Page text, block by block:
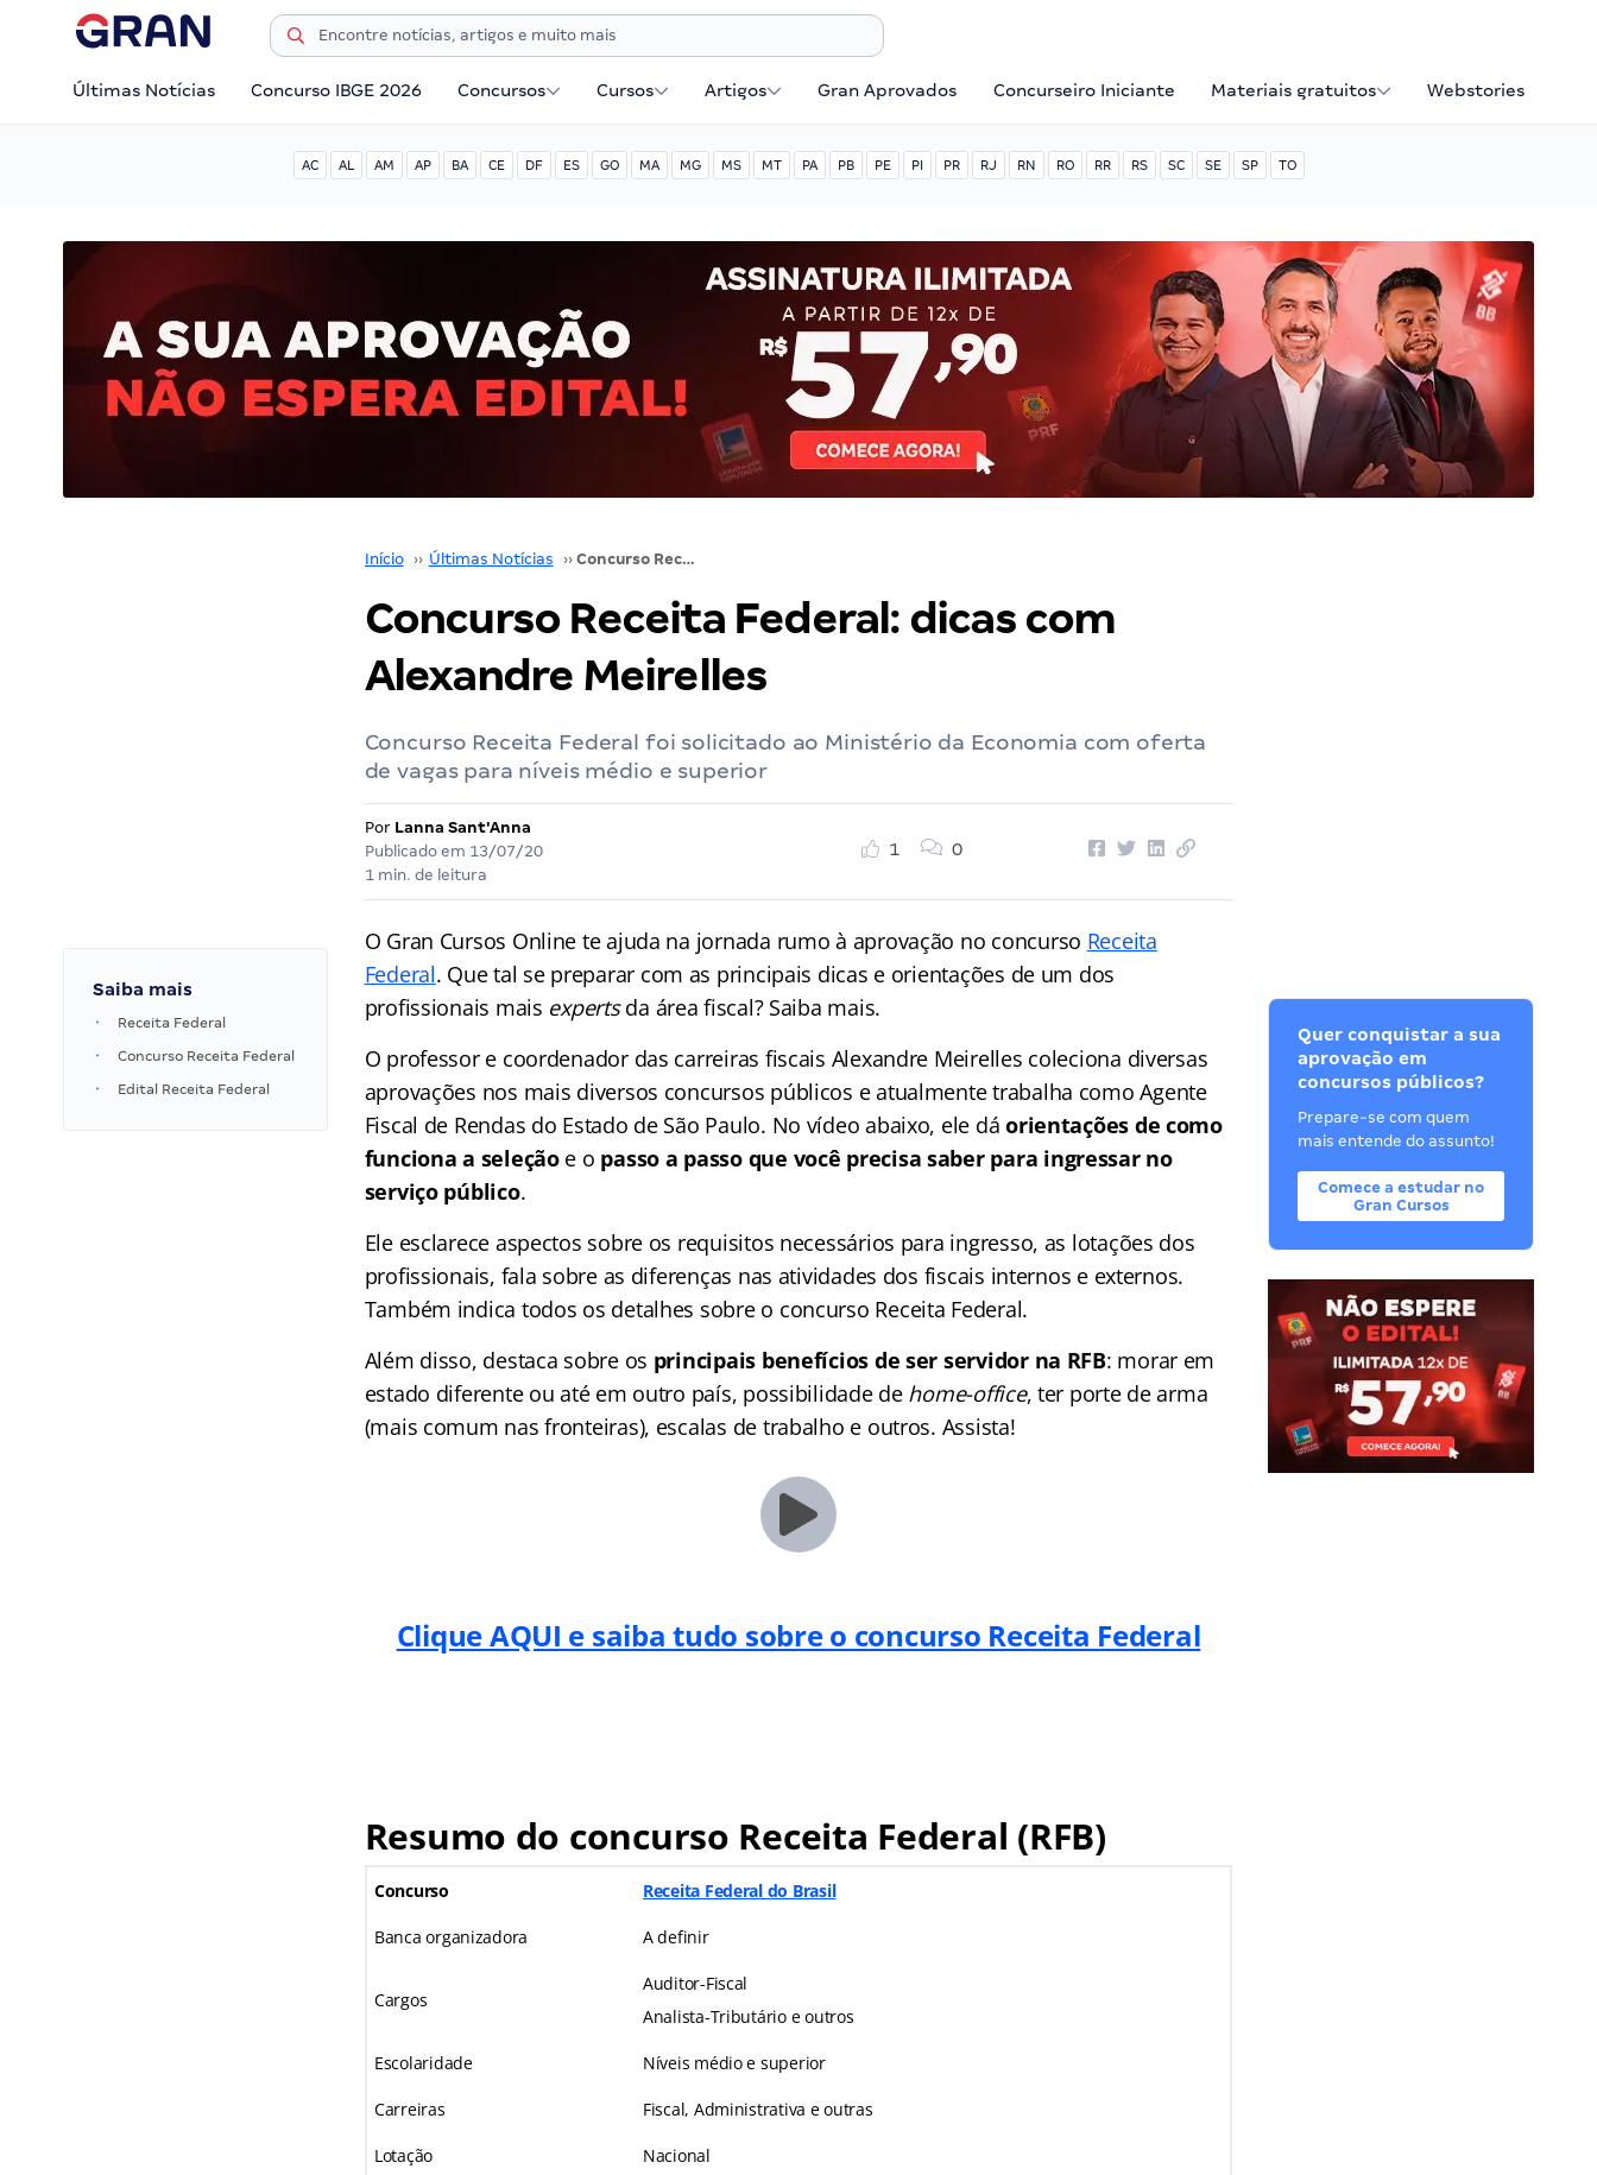
Últimas Notícias Concurso IBGE 2026 Concursos Cursos Artigos Gran Aprovados Concurseiro Iniciante Materiais gratuitos Webstories
AC AL AM AP BA CE DF ES GO MA MG MS MT PA PB PE PI PR RJ RN RO RR RS SC SE SP TO
Início ›› Últimas Notícias ›› Concurso Receita Federal: dicas com Alexandre Meirelles
Concurso Receita Federal: dicas com
Alexandre Meirelles
Concurso Receita Federal foi solicitado ao Ministério da Economia com oferta
de vagas para níveis médio e superior
Por Lanna Sant'Anna
Publicado em 13/07/20
1 min. de leitura
1 0
Saiba mais
Receita Federal
Concurso Receita Federal
Edital Receita Federal
O Gran Cursos Online te ajuda na jornada rumo à aprovação no concurso Receita
Federal. Que tal se preparar com as principais dicas e orientações de um dos
profissionais mais expertsda área fiscal? Saiba mais.
O professor e coordenador das carreiras fiscais Alexandre Meirelles coleciona diversas
aprovações nos mais diversos concursos públicos e atualmente trabalha como Agente
Fiscal de Rendas do Estado de São Paulo. No vídeo abaixo, ele dáorientações de como
funciona a seleçãoe o passo a passo que você precisa saber para ingressar no
serviço público.
Ele esclarece aspectos sobre os requisitos necessários para ingresso, as lotações dos
profissionais, fala sobre as diferenças nas atividades dos fiscais internos e externos.
Também indica todos os detalhes sobre o concurso Receita Federal.
Além disso, destaca sobre os principais benefícios de ser servidor na RFB: morar em
estado diferente ou até em outro país, possibilidade de home-office, ter porte de arma
(mais comum nas fronteiras), escalas de trabalho e outros. Assista!
Clique AQUI e saiba tudo sobre o concurso Receita Federal
Resumo do concurso Receita Federal (RFB)
Concurso Receita Federal do Brasil
Banca organizadora A definir
Cargos
Auditor-Fiscal
Analista-Tributário e outros
Escolaridade Níveis médio e superior
Carreiras Fiscal, Administrativa e outras
Lotação Nacional
Quer conquistar a sua
aprovação em
concursos públicos?
Prepare-se com quem
mais entende do assunto!
Comece a estudar no
Gran Cursos